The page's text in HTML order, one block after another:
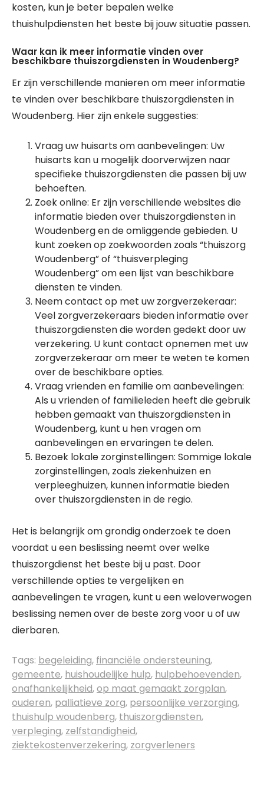
kosten, kun je beter bepalen welke
thuishulpdiensten het beste bij jouw situatie passen.
Waar kan ik meer informatie vinden over
beschikbare thuiszorgdiensten in Woudenberg?
Er zijn verschillende manieren om meer informatie
te vinden over beschikbare thuiszorgdiensten in
Woudenberg. Hier zijn enkele suggesties:
Vraag uw huisarts om aanbevelingen: Uw
huisarts kan u mogelijk doorverwijzen naar
specifieke thuiszorgdiensten die passen bij uw
behoeften.
Zoek online: Er zijn verschillende websites die
informatie bieden over thuiszorgdiensten in
Woudenberg en de omliggende gebieden. U
kunt zoeken op zoekwoorden zoals “thuiszorg
Woudenberg” of “thuisverpleging
Woudenberg” om een lijst van beschikbare
diensten te vinden.
Neem contact op met uw zorgverzekeraar:
Veel zorgverzekeraars bieden informatie over
thuiszorgdiensten die worden gedekt door uw
verzekering. U kunt contact opnemen met uw
zorgverzekeraar om meer te weten te komen
over de beschikbare opties.
Vraag vrienden en familie om aanbevelingen:
Als u vrienden of familieleden heeft die gebruik
hebben gemaakt van thuiszorgdiensten in
Woudenberg, kunt u hen vragen om
aanbevelingen en ervaringen te delen.
Bezoek lokale zorginstellingen: Sommige lokale
zorginstellingen, zoals ziekenhuizen en
verpleeghuizen, kunnen informatie bieden
over thuiszorgdiensten in de regio.
Het is belangrijk om grondig onderzoek te doen
voordat u een beslissing neemt over welke
thuiszorgdienst het beste bij u past. Door
verschillende opties te vergelijken en
aanbevelingen te vragen, kunt u een weloverwogen
beslissing nemen over de beste zorg voor u of uw
dierbaren.
Tags: begeleiding, financiële ondersteuning,
gemeente, huishoudelijke hulp, hulpbehoevenden,
onafhankelijkheid,op maat gemaakt zorgplan,
ouderen, palliatieve zorg, persoonlijke verzorging,
thuishulp woudenberg, thuiszorgdiensten,
verpleging, zelfstandigheid,
ziektekostenverzekering, zorgverleners